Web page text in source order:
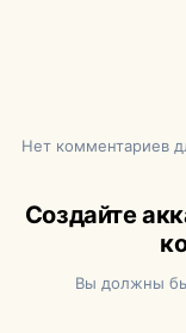
Нет комментариев
Создайте
Вы должны